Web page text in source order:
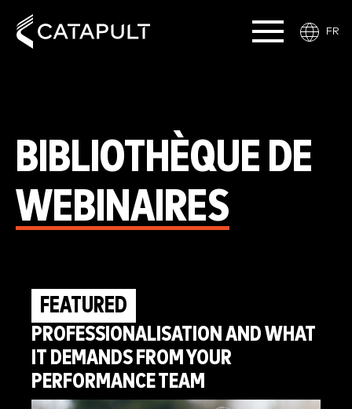
FR
BIBLIOTHÈQUE DE
WEBINAIRES
FEATURED
PROFESSIONALISATION AND WHAT
IT DEMANDS FROM YOUR
PERFORMANCE TEAM